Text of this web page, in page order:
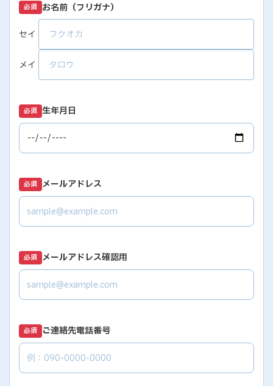
必須 お名前（フリガナ）
セイ
メイ
必須 生年月日
必須 メールアドレス
必須 メールアドレス確認用
必須 ご連絡先電話番号